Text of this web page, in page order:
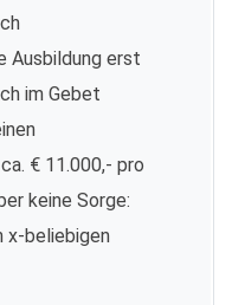
Ausbildung erst
im Gebet
€ 11.000,- pro
keine Sorge:
x-beliebigen